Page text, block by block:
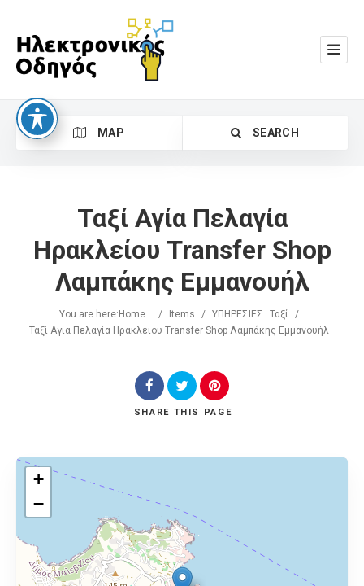
MAP SEARCH
Search
Ταξί Αγία Πελαγία
Ηρακλείου Transfer Shop
Λαμπάκης Εμμανουήλ
You are here: Home / Items / ΥΠΗΡΕΣΙΕΣ Ταξί
/
Ταξί Αγία Πελαγία Ηρακλείου Transfer Shop Λαμπάκης Εμμανουήλ
SHARE THIS PAGE
+
−